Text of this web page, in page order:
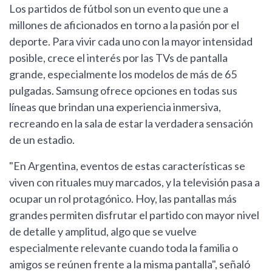
Los partidos de fútbol son un evento que une a
millones de aficionados en torno a la pasión por el
deporte. Para vivir cada uno con la mayor intensidad
posible, crece el interés por las TVs de pantalla
grande, especialmente los modelos de más de 65
pulgadas. Samsung ofrece opciones en todas sus
líneas que brindan una experiencia inmersiva,
recreando en la sala de estar la verdadera sensación
de un estadio.
"En Argentina, eventos de estas características se
viven con rituales muy marcados, y la televisión pasa a
ocupar un rol protagónico. Hoy, las pantallas más
grandes permiten disfrutar el partido con mayor nivel
de detalle y amplitud, algo que se vuelve
especialmente relevante cuando toda la familia o
amigos se reúnen frente a la misma pantalla", señaló